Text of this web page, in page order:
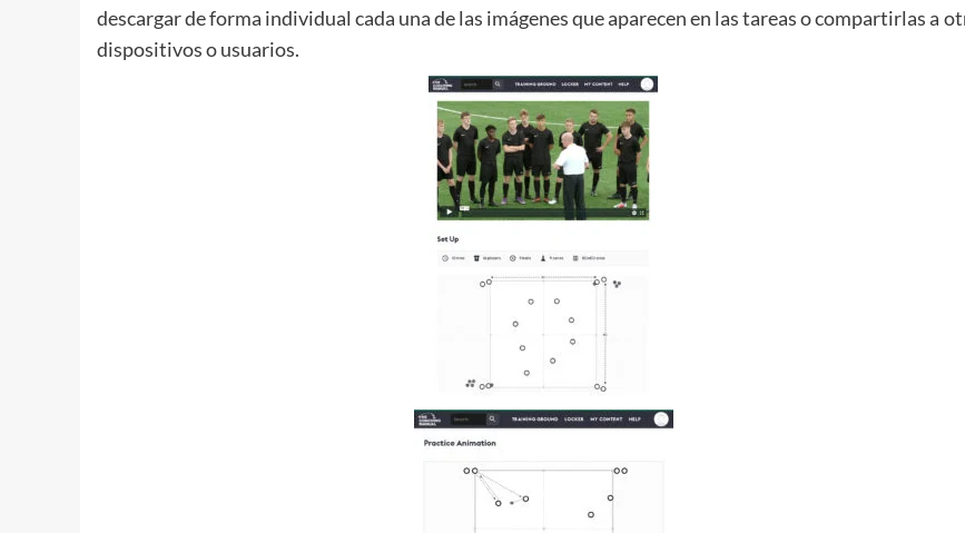
descargar de forma individual cada una de las imágenes que aparecen en las tareas o compartirlas a
dispositivos o usuarios.